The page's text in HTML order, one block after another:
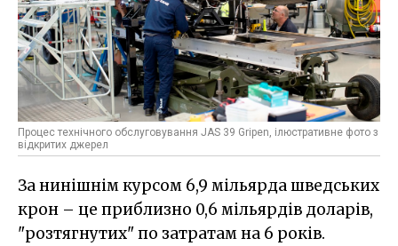
Процес технічного обслуговування JAS 39 Gripen, ілюстративне фото з
відкритих джерел
За нинішнім курсом 6,9 мільярда шведських
крон – це приблизно 0,6 мільярдів доларів,
"розтягнутих" по затратам на 6 років.